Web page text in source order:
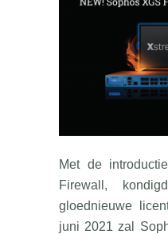
Met de
Firewall,
gloednieuwe
juni 2021 zal